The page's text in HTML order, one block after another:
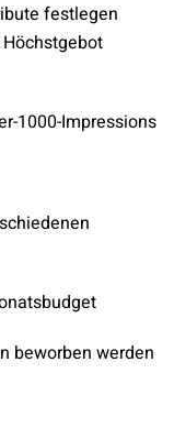
festlegen
1000-Impressions
beworben werden